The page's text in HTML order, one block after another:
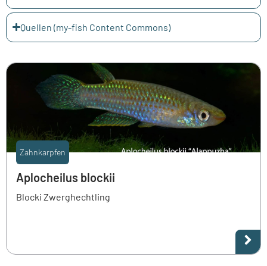
Quellen (my-fish Content Commons)
Zahnkarpfen
Aplocheilus blockii
Blocki Zwerghechtling